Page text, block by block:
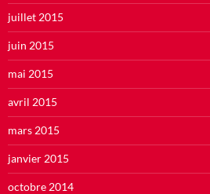
juillet 2015
juin 2015
mai 2015
avril 2015
mars 2015
janvier 2015
octobre 2014